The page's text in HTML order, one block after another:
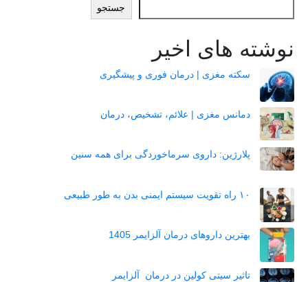
جستجو
نوشته های اخیر
سکته مغزی | درمان فوری و پیشگیری
دمانس مغزی | علائم، تشخیص، درمان
پلارژین: داروی سرماخوردگی برای همه سنین
۱۰ راه تقویت سیستم ایمنی بدن به طور طبیعی
بهترین داروهای درمان آلزایمر 1405
تاثیر سیتی کولین در درمان آلزایمر